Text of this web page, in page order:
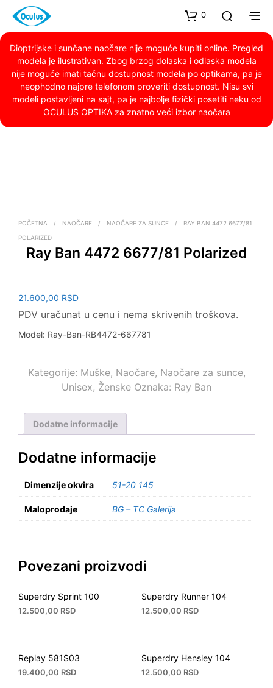
0
Dioptrijske i sunčane naočare nije moguće kupiti online. Pregled
modela je ilustrativan. Zbog brzog dolaska i odlaska modela
nije moguće imati tačnu dostupnost modela po optikama, pa je
neophodno najpre telefonom proveriti dostupnost. Nisu svi
modeli postavljeni na sajt, pa je najbolje fizički posetiti neku od
OCULUS OPTIKA za znatno veći izbor naočara
POČETNA / NAOČARE / NAOČARE ZA SUNCE /
RAY BAN 4472 6677/81
POLARIZED
Ray Ban 4472 6677/81 Polarized
21.600,00 RSD
PDV uračunat u cenu i nema skrivenih troškova.
Model: Ray-Ban-RB4472-667781
Kategorije: Muške, Naočare, Naočare za sunce,
Unisex, Ženske Oznaka: Ray Ban
Dodatne informacije
Dodatne informacije
Dimenzije okvira 51-20 145
Maloprodaje BG – TC Galerija
Povezani proizvodi
Superdry Sprint 100
12.500,00 RSD
Superdry Runner 104
12.500,00 RSD
Replay 581S03
19.400,00 RSD
Superdry Hensley 104
12.500,00 RSD